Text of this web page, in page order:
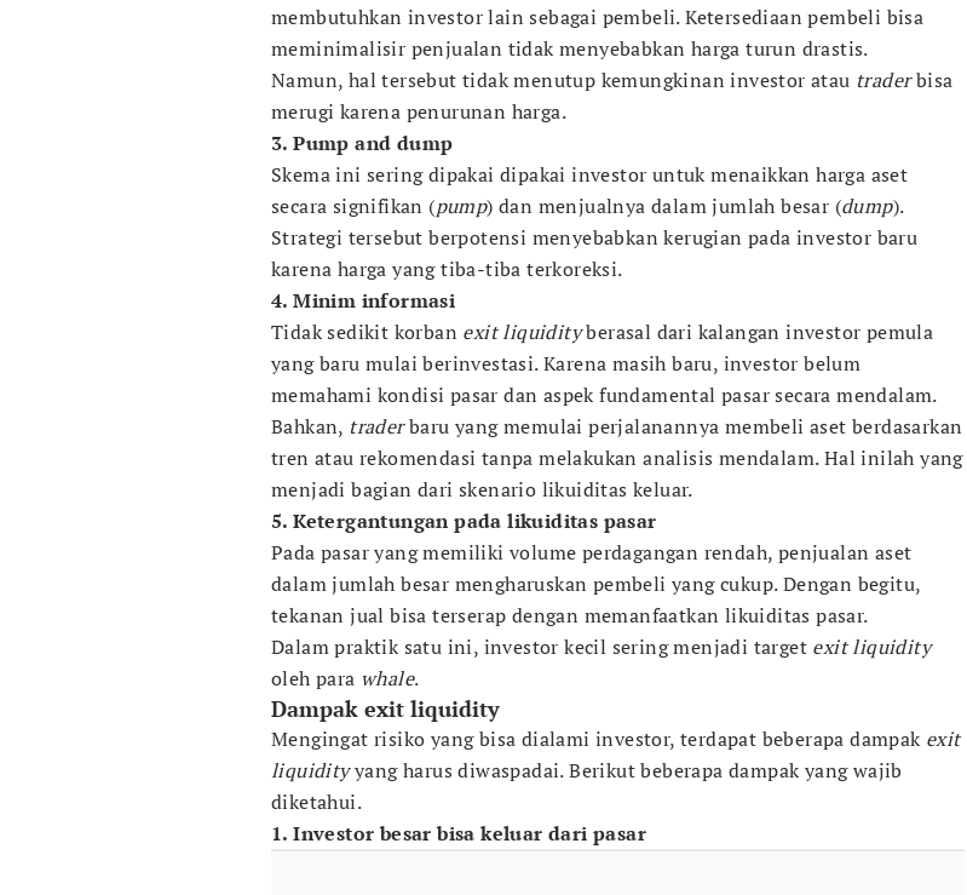
membutuhkan investor lain sebagai pembeli. Ketersediaan pembeli bisa
meminimalisir penjualan tidak menyebabkan harga turun drastis.
Namun, hal tersebut tidak menutup kemungkinan investor atau traderbisa
merugi karena penurunan harga.
3. Pump and dump
Skema ini sering dipakai dipakai investor untuk menaikkan harga aset
secara signifikan (pump) dan menjualnya dalam jumlah besar (dump).
Strategi tersebut berpotensi menyebabkan kerugian pada investor baru
karena harga yang tiba-tiba terkoreksi.
4. Minim informasi
Tidak sedikit korban exit liquidityberasal dari kalangan investor pemula
yang baru mulai berinvestasi. Karena masih baru, investor belum
memahami kondisi pasar dan aspek fundamental pasar secara mendalam.
Bahkan, traderbaru yang memulai perjalanannya membeli aset berdasarkan
tren atau rekomendasi tanpa melakukan analisis mendalam. Hal inilah yang
menjadi bagian dari skenario likuiditas keluar.
5. Ketergantungan pada likuiditas pasar
Pada pasar yang memiliki volume perdagangan rendah, penjualan aset
dalam jumlah besar mengharuskan pembeli yang cukup. Dengan begitu,
tekanan jual bisa terserap dengan memanfaatkan likuiditas pasar.
Dalam praktik satu ini, investor kecil sering menjadi target exit liquidity
oleh para whale.
Dampak exit liquidity
Mengingat risiko yang bisa dialami investor, terdapat beberapa dampak exit
liquidityyang harus diwaspadai. Berikut beberapa dampak yang wajib
diketahui.
1. Investor besar bisa keluar dari pasar